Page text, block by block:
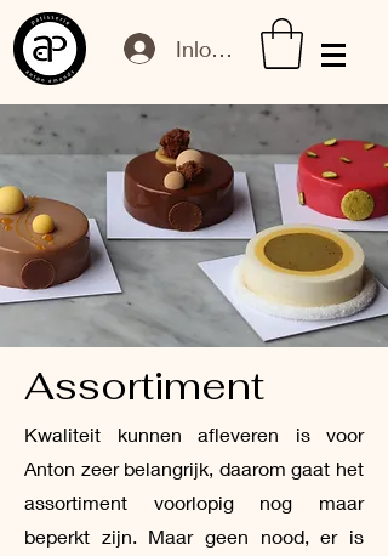
Inloggen
Assortiment
Kwaliteit kunnen afleveren is voor
Anton zeer belangrijk, daarom gaat het
assortiment voorlopig nog maar
beperkt zijn. Maar geen nood, er is